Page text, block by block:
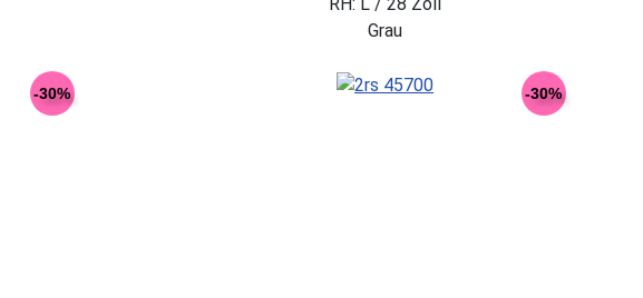
Grau
-30% -30%